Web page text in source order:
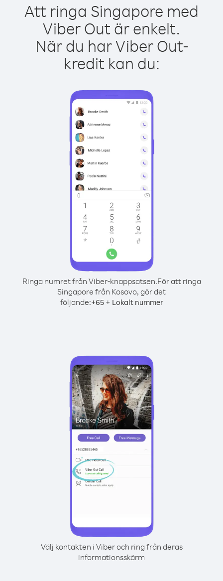
Att ringa Singapore med
Viber Out är enkelt.
När du har Viber Out-
kredit kan du:
Ringa numret från Viber-knappsatsen.För att ringa
Singapore från Kosovo, gör det
följande:+65+ Lokalt nummer
Välj kontakten i Viber och ring från deras
informationsskärm